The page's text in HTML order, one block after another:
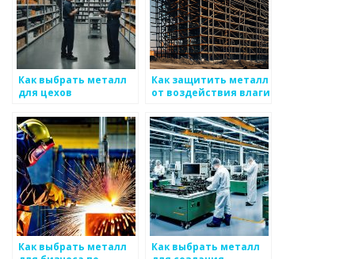
Как выбрать металл
для цехов
Как защитить металл
от воздействия влаги
Как выбрать металл
Как выбрать металл